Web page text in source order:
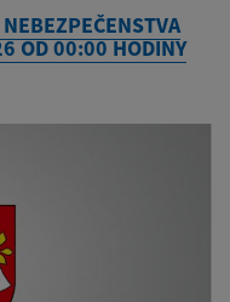
OD 00:00 HODINY